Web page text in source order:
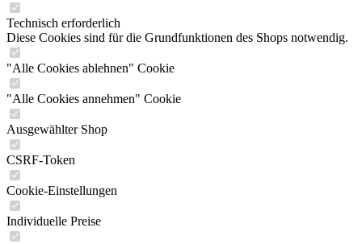
Technisch erforderlich
Diese Cookies sind für die Grundfunktionen des Shops notwendig.
"Alle Cookies ablehnen" Cookie
"Alle Cookies annehmen" Cookie
Ausgewählter Shop
CSRF-Token
Cookie-Einstellungen
Individuelle Preise